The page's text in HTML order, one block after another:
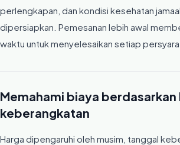
perlengkapan, dan kondisi kesehatan
dipersiapkan. Pemesanan lebih awal
waktu untuk menyelesaikan setiap
Memahami biaya berdasarkan
keberangkatan
Harga dipengaruhi oleh musim, tanggal